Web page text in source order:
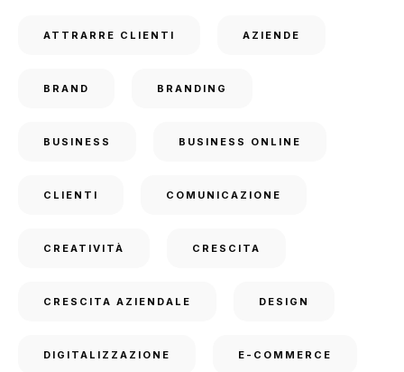
ATTRARRE CLIENTI AZIENDE
BRAND BRANDING
BUSINESS BUSINESS ONLINE
CLIENTI COMUNICAZIONE
CREATIVITÀ CRESCITA
CRESCITA AZIENDALE DESIGN
DIGITALIZZAZIONE E-COMMERCE